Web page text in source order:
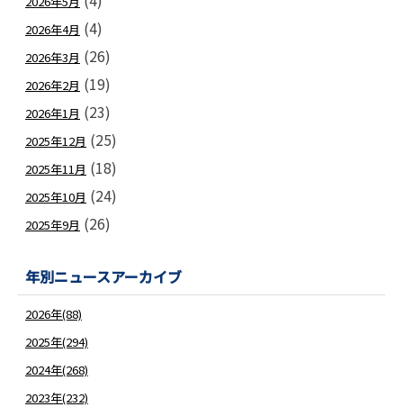
2026年4月 (4)
2026年3月 (26)
2026年2月 (19)
2026年1月 (23)
2025年12月 (25)
2025年11月 (18)
2025年10月 (24)
2025年9月 (26)
年別ニュースアーカイブ
2026年(88)
2025年(294)
2024年(268)
2023年(232)